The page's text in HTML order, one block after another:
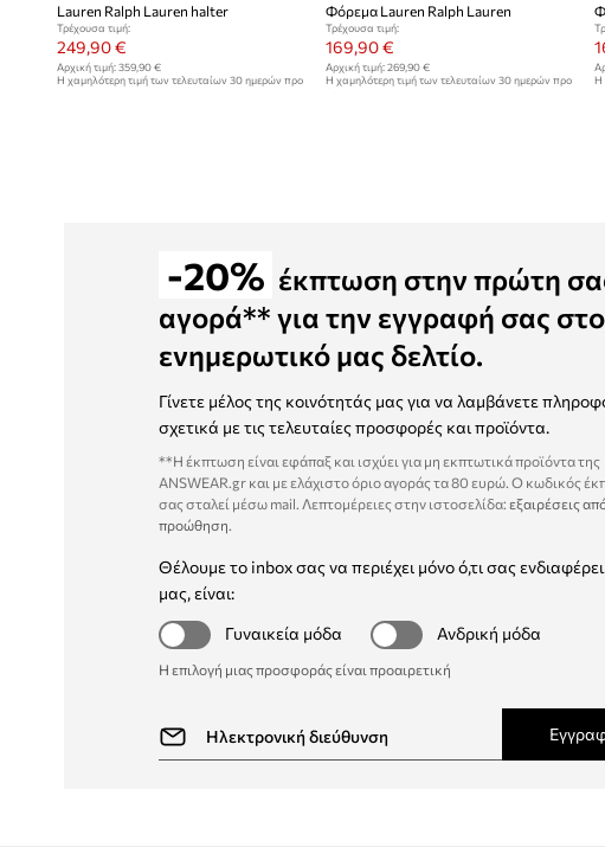
Lauren Ralph Lauren halter
Τρέχουσα τιμή:
249,90 €
Αρχική τιμή: 359,90 €
Η χαμηλότερη τιμή των τελευταίων 30 ημερών προ
Φόρεμα Lauren Ralph Lauren
Τρέχουσα τιμή:
169,90 €
Αρχική τιμή:269,90 €
Η χαμηλότερη τιμή των τελευταίων 30 ημερών προ
Η
-20% έκπτωση στην πρώτη
αγορά** για την εγγραφή σας στο
ενημερωτικό μας δελτίο.
Γίνετε μέλος της κοινότητάς μας για να λαμβάνετε
σχετικά με τις τελευταίες προσφορές και προϊόντα.
**Η έκπτωση είναι εφάπαξ και ισχύει για μη εκπτωτικά προϊόντα της
ANSWEAR.gr και με ελάχιστο όριο αγοράς τα 80 ευρώ. Ο κωδικός
σας σταλεί μέσω mail. Λεπτομέρειες στην ιστοσελίδα:εξαιρέσεις
προώθηση
Θέλουμε το inbox σας να περιέχει μόνο ό,τι σας
μας, είναι:
Γυναικεία μόδα
Ανδρική μόδα
Η επιλογή μιας προσφοράς είναι προαιρετική